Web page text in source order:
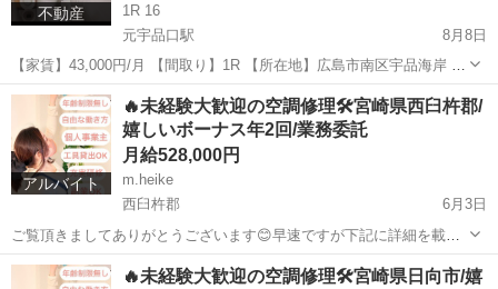
不動産
1R 16
元宇品口駅
8月8日
【家賃】43,000円/月 【間取り】1R 【所在地】広島市南区宇品海岸 ※
物件見学時に住所を詳しくお伝え致します。 【設備】水道、都市ガ
ス、電気、トイレ、バス、コンロ、エアコン、ベランダ等 【駐車場】
無し 【近隣施設】公共...
広島 広島市 元宇品口駅 マンション 物件
アルバイト
🔥未経験大歓迎の空調修理🛠️宮崎県西臼杵郡/
嬉しいボーナス年2回/業務委託
月給528,000円
m.heike
西臼杵郡
6月3日
ご覧頂きましてありがとうございます😊早速ですが下記に詳細を載せ
ておりますのでご覧下さい⬇️ 【業務内容】 家庭用空調機の修理 業務委
託となります 【勤務地】 宮崎県西臼杵郡を基本として稼働します。
宮崎 西臼杵郡 その他 業務委託
🔥未経験大歓迎の空調修理🛠️宮崎県日向市/嬉